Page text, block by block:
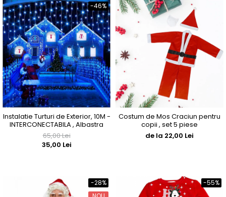
-46%
Instalatie Turturi de Exterior, 10M -
INTERCONECTABILA , Albastra
65,00 Lei
35,00 Lei
Costum de Mos Craciun pentru
copii , set 5 piese
de la 22,00 Lei
-28%
-55%